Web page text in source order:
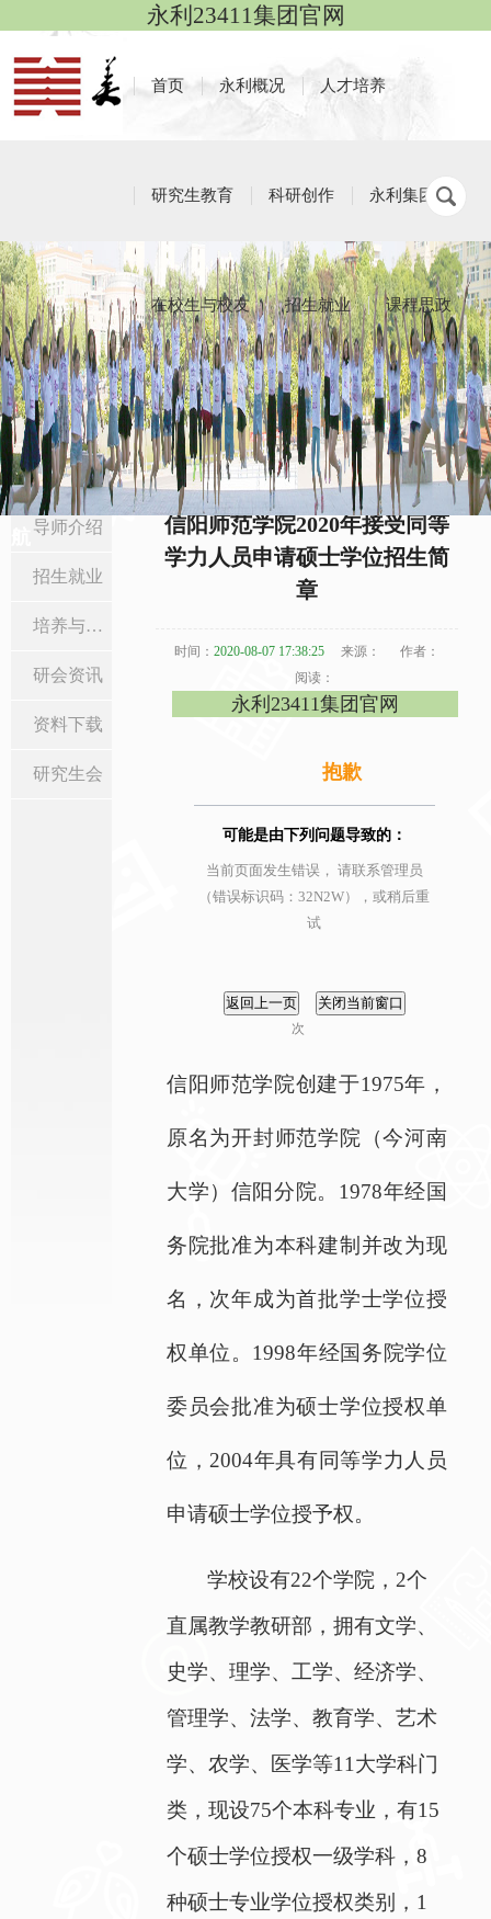
永利23411集团官网
首页 永利概况 人才培养
研究生教育 科研创作 永利集团
在校生与校友 招生就业 课程思政
栏目导
导师介绍
招生就业
培养与学位
研会资讯
资料下载
研究生会
招生就业
当前位置: 首页 研究生教育> 招生就业 > 正文
信阳师范学院2020年接受同等
学力人员申请硕士学位招生简
章
时间： 2020-08-07 17:38:25 来源：
作者：
阅读：
永利23411集团官网
抱歉
可能是由下列问题导致的：
当前页面发生错误， 请联系管理员
（错误标识码：32N2W），或稍后重
试
次
信阳师范学院创建于1975年，
原名为开封师范学院（今河南
大学）信阳分院。 1978年经国
务院批准为本科建制并改为现
名，次年成为首批学士学位授
权单位。 1998年经国务院学位
委员会批准为硕士学位授权单
位， 2004年具有同等学力人员
申请硕士学位授予权。
学校设有22个学院， 2个
直属教学教研部，拥有文学、
史学、理学、工学、经济学、
管理学、法学、教育学、艺术
学、农学、医学等11 大学科门
类，现设75个本科专业，有15
个硕士学位授权一级学科， 8
种硕士专业学位授权类别， 1